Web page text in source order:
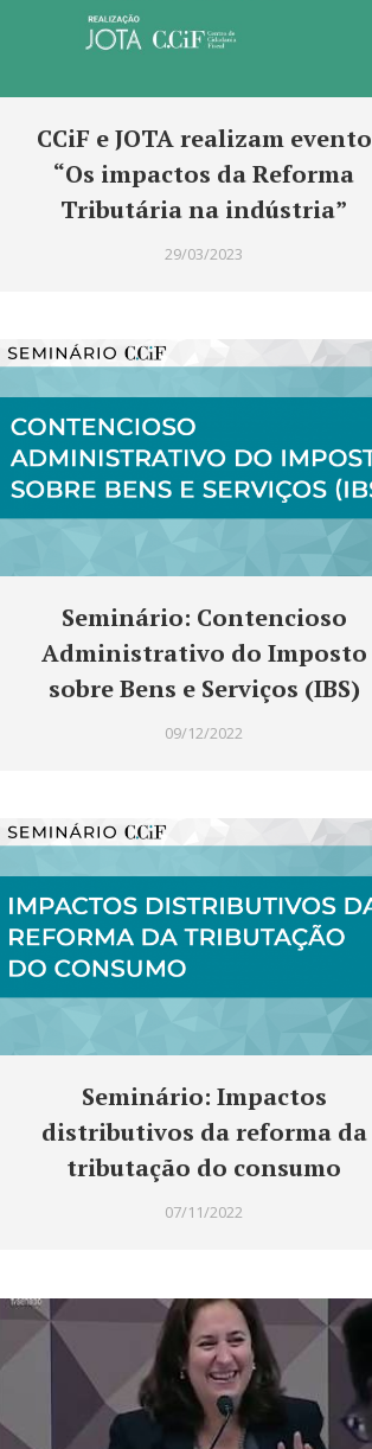
CCiF e JOTA realizam evento
“Os impactos da Reforma
Tributária na indústria”
29/03/2023
Seminário: Contencioso
Administrativo do Imposto
sobre Bens e Serviços (IBS)
09/12/2022
Seminário: Impactos
distributivos da reforma da
tributação do consumo
07/11/2022